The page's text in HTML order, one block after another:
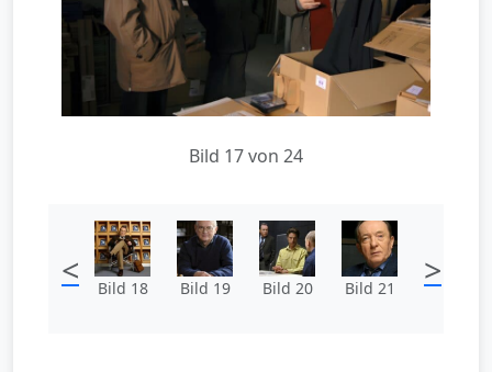
Bild 17 von 24
< Bild 18 Bild 19 Bild 20 Bild 21 >